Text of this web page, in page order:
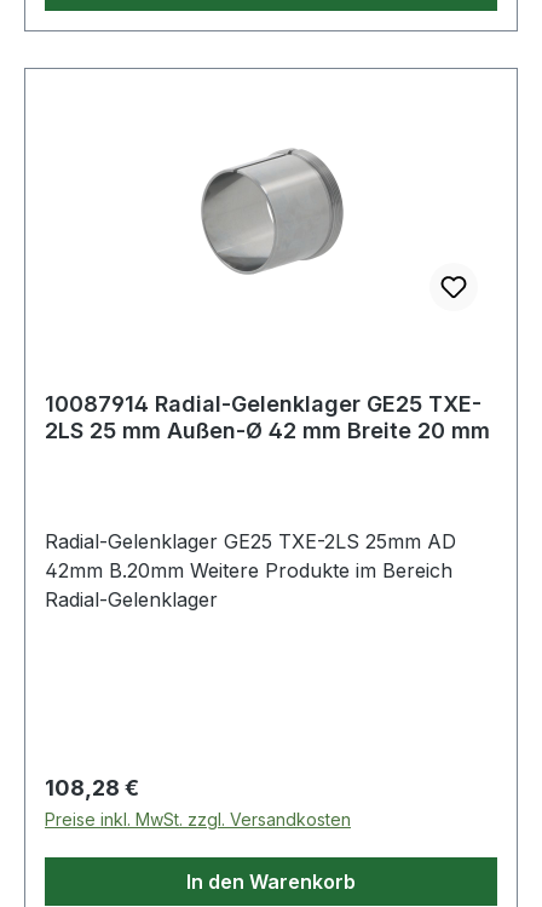
10087914 Radial-Gelenklager GE25 TXE-
2LS 25 mm Außen-Ø 42 mm Breite 20 mm
Radial-Gelenklager GE25 TXE-2LS 25mm AD
42mm B.20mm Weitere Produkte im Bereich
Radial-Gelenklager
Regulärer Preis:
108,28 €
Preise inkl. MwSt. zzgl. Versandkosten
In den Warenkorb